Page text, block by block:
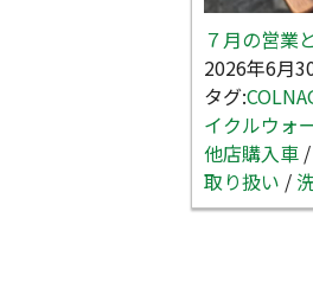
７月の営業
2026年6月
タグ:
イクルウォ
他店購入車 /
取り扱い /